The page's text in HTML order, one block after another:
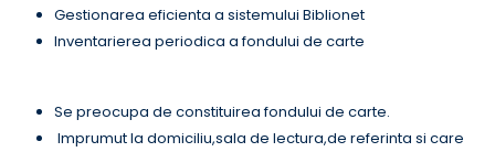
Gestionarea eficienta a sistemului Biblionet
Inventarierea periodica a fondului de carte
Se preocupa de constituirea fondului de carte.
Imprumut la domiciliu,sala de lectura,de referinta si care